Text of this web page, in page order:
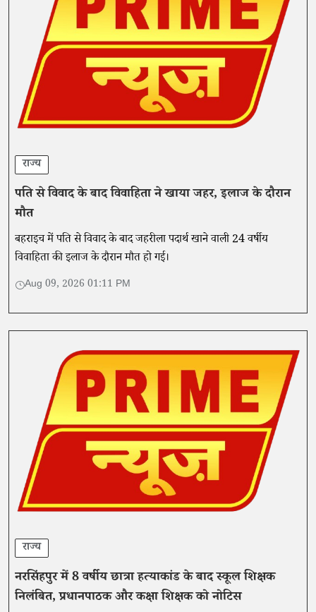
राज्य
पति से विवाद के बाद विवाहिता ने खाया जहर, इलाज के दौरान
मौत
बहराइच में पति से विवाद के बाद जहरीला पदार्थ खाने वाली 24 वर्षीय
विवाहिता की इलाज के दौरान मौत हो गई।
Aug 09, 2026 01:11 PM
राज्य
नरसिंहपुर में 8 वर्षीय छात्रा हत्याकांड के बाद स्कूल शिक्षक
निलंबित, प्रधानपाठक और कक्षा शिक्षक को नोटिस